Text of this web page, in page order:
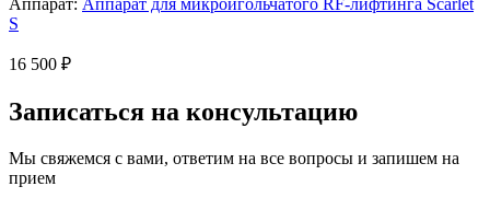
Аппарат: Аппарат для микроигольчатого RF-лифтинга Scarlet
S
16 500 ₽
Записаться на консультацию
Мы свяжемся с вами, ответим на все вопросы и запишем на
прием